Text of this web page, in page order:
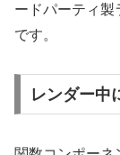
ードパーティ製
です。
レンダー中